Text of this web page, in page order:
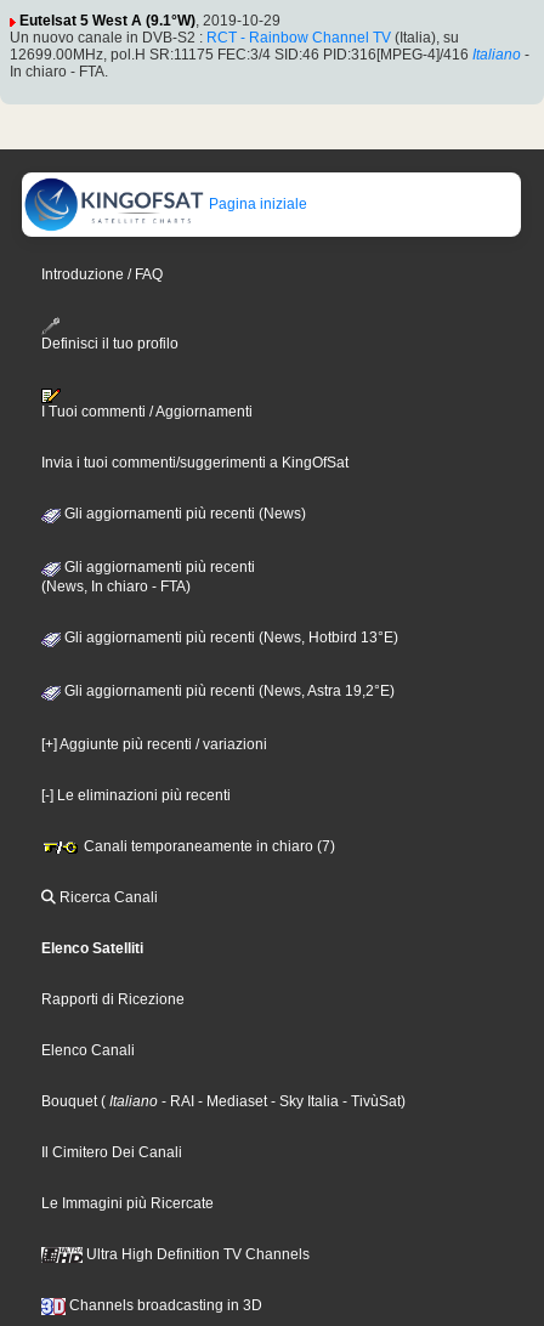
Eutelsat 5 West A (9.1°W), 2019-10-29
Un nuovo canale in DVB-S2 : RCT - Rainbow Channel TV (Italia), su
12699.00MHz, pol.H SR:11175 FEC:3/4 SID:46 PID:316[MPEG-4]/416 Italiano -
In chiaro - FTA.
Pagina iniziale
Introduzione / FAQ
Definisci il tuo profilo
I Tuoi commenti / Aggiornamenti
Invia i tuoi commenti/suggerimenti a KingOfSat
Gli aggiornamenti più recenti (News)
Gli aggiornamenti più recenti
(News, In chiaro - FTA)
Gli aggiornamenti più recenti (News, Hotbird 13°E)
Gli aggiornamenti più recenti (News, Astra 19,2°E)
[+] Aggiunte più recenti / variazioni
[-] Le eliminazioni più recenti
Canali temporaneamente in chiaro (7)
Ricerca Canali
Elenco Satelliti
Rapporti di Ricezione
Elenco Canali
Bouquet( Italiano - RAI - Mediaset- Sky Italia - TivùSat)
Il Cimitero Dei Canali
Le Immagini più Ricercate
Ultra High Definition TV Channels
Channels broadcasting in 3D